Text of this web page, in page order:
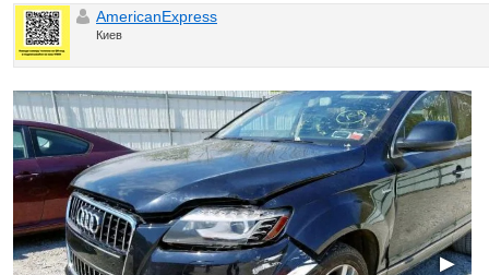
AmericanExpress
Киев
◀ ▶